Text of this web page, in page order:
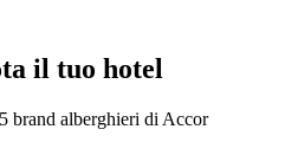
il tuo hotel
brand alberghieri di Accor